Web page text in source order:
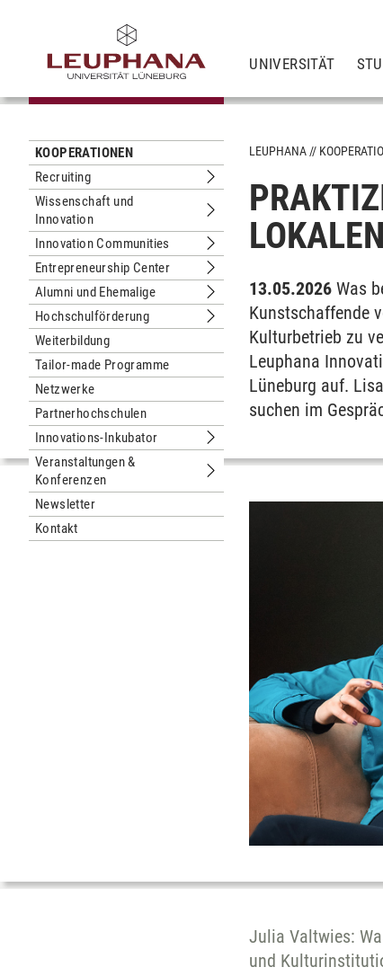
UNIVERSITÄT
KOOPERATIONEN
Recruiting
Untermenu Recruiting
Wissenschaft und
Innovation
Untermenu Wissenschaft und
Innovation Communities
Untermenu Innovation
Entrepreneurship Center
Untermenu Entrepreneurship
Alumni und Ehemalige
Untermenu Alumni und Ehemalige
Hochschulförderung
Untermenu Hochschulförderung
Weiterbildung
Tailor-made Programme
Netzwerke
Partnerhochschulen
Innovations-Inkubator
Untermenu Innovations-Inkubator
Veranstaltungen &
Konferenzen
Untermenu Veranstaltungen &
Newsletter
Kontakt
LEUPHANA
13.05.2026Was
Kunstschaffende
Kulturbetrieb zu
Leuphana
Lüneburg auf.
suchen im
Julia Valtwies:
und